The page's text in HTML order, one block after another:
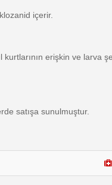
içerir.
kurtlarının erişkin ve
satışa sunulmuştur.